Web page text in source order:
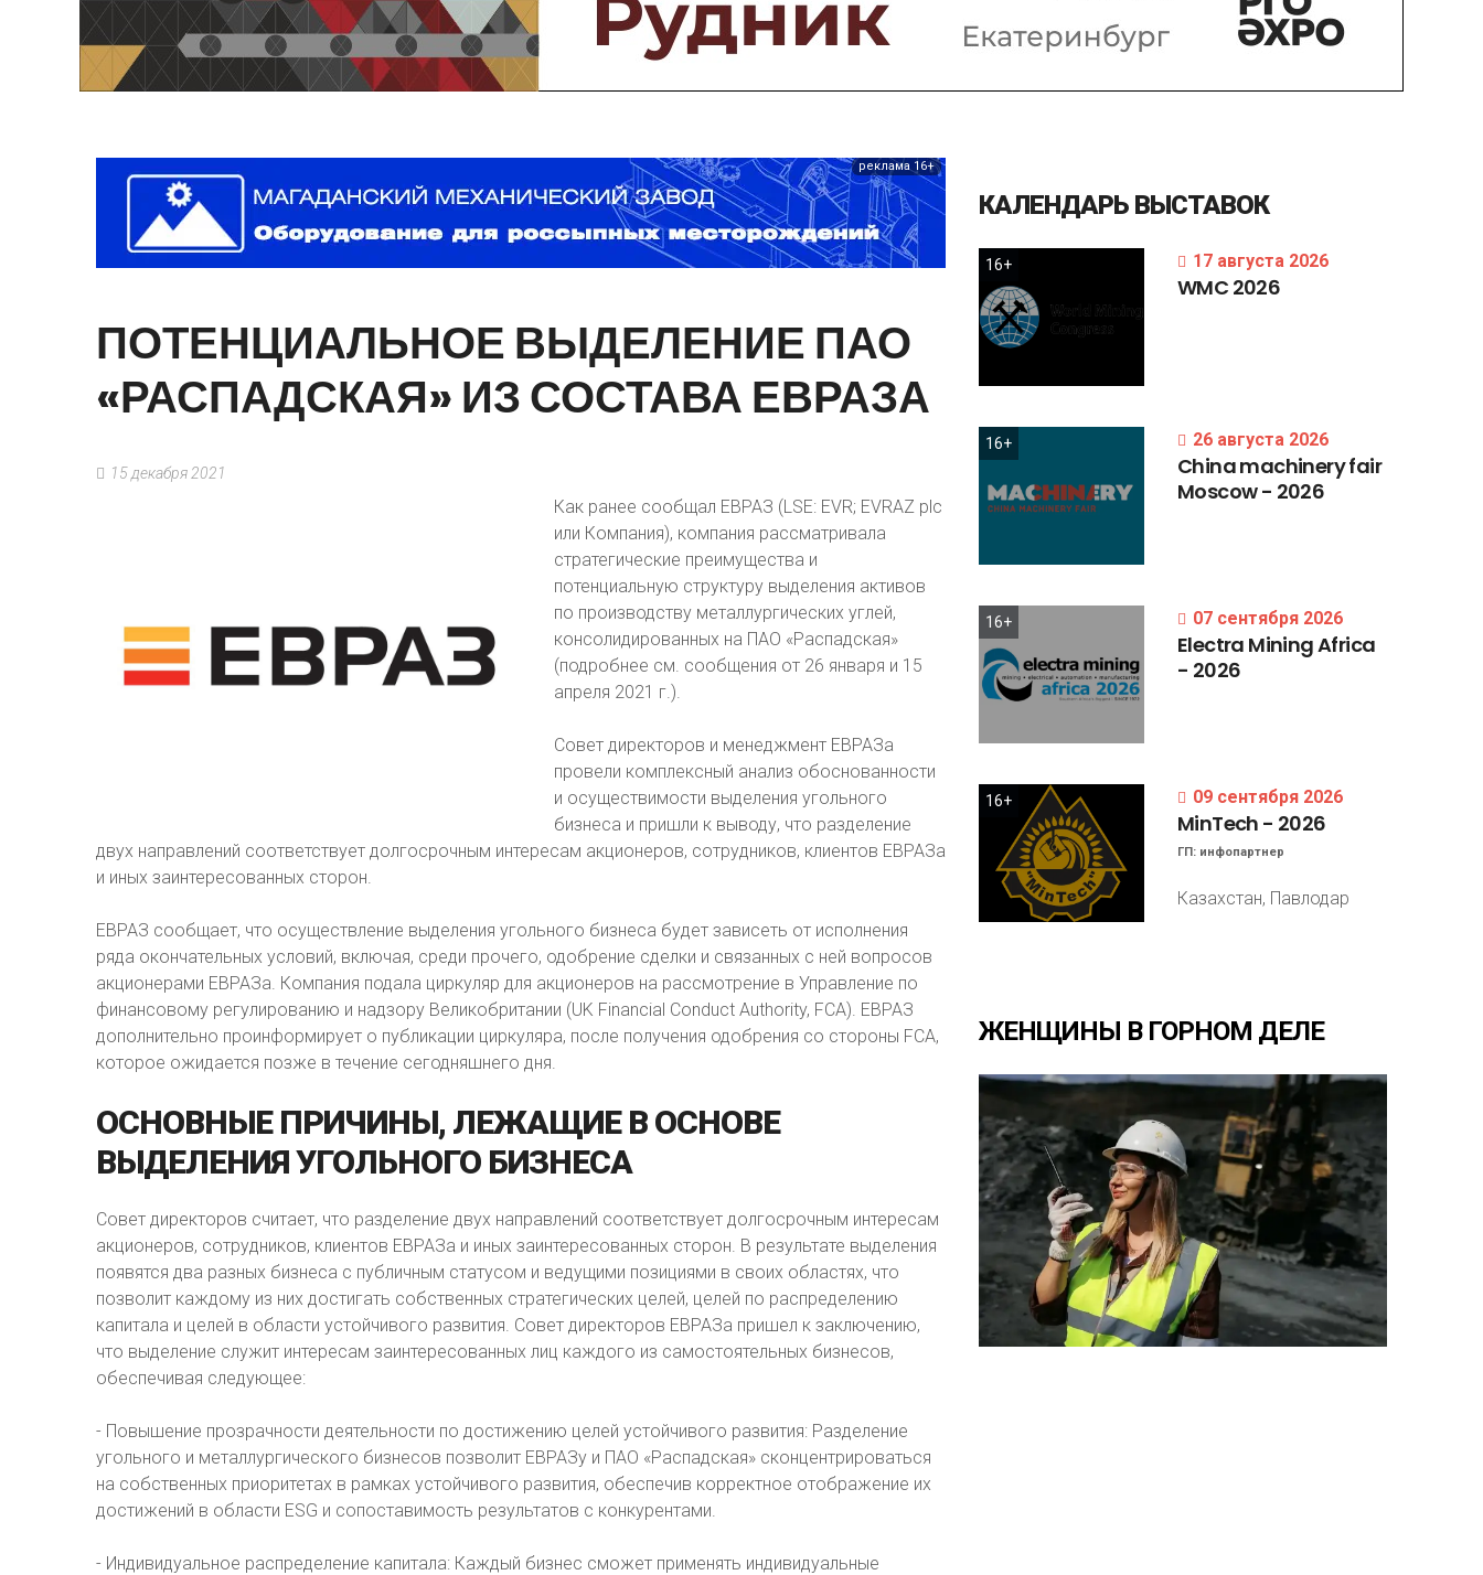
Предприятия и компании
Интервью
Выставки, Конференции
реклама 16+
ПОТЕНЦИАЛЬНОЕВЫДЕЛЕНИЕПАО
«РАСПАДСКАЯ»ИЗСОСТАВАЕВРАЗА
15 декабря 2021
Как ранее сообщал ЕВРАЗ (LSE: EVR; EVRAZ plc
или Компания), компания рассматривала
стратегические преимущества и
потенциальную структуру выделения активов
по производству металлургических углей,
консолидированных на ПАО «Распадская»
(подробнее см. сообщения от 26 января и 15
апреля 2021 г.).
Совет директоров и менеджмент ЕВРАЗа
провели комплексный анализ обоснованности
и осуществимости выделения угольного
бизнеса и пришли к выводу, что разделение
двух направлений соответствует долгосрочным интересам акционеров, сотрудников, клиентов ЕВРАЗа
и иных заинтересованных сторон.
ЕВРАЗ сообщает, что осуществление выделения угольного бизнеса будет зависеть от исполнения
ряда окончательных условий, включая, среди прочего, одобрение сделки и связанных с ней вопросов
акционерами ЕВРАЗа. Компания подала циркуляр для акционеров на рассмотрение в Управление по
финансовому регулированию и надзору Великобритании (UK Financial Conduct Authority, FCA). ЕВРАЗ
дополнительно проинформирует о публикации циркуляра, после получения одобрения со стороны FCA,
которое ожидается позже в течение сегодняшнего дня.
ОСНОВНЫЕ ПРИЧИНЫ, ЛЕЖАЩИЕ В ОСНОВЕ
ВЫДЕЛЕНИЯУГОЛЬНОГО БИЗНЕСА
Совет директоров считает, что разделение двух направлений соответствует долгосрочным интересам
акционеров, сотрудников, клиентов ЕВРАЗа и иных заинтересованных сторон. В результате выделения
появятся два разных бизнеса c публичным статусом и ведущими позициями в своих областях, что
позволит каждому из них достигать собственных стратегических целей, целей по распределению
капитала и целей в области устойчивого развития. Совет директоров ЕВРАЗа пришел к заключению,
что выделение служит интересам заинтересованных лиц каждого из самостоятельных бизнесов,
обеспечивая следующее:
- Повышение прозрачности деятельности по достижению целей устойчивого развития: Разделение
угольного и металлургического бизнесов позволит ЕВРАЗу и ПАО «Распадская» сконцентрироваться
на собственных приоритетах в рамках устойчивого развития, обеспечив корректное отображение их
достижений в области ESG и сопоставимость результатов с конкурентами.
- Индивидуальное распределение капитала: Каждый бизнес сможет применять индивидуальные
КАЛЕНДАРЬ ВЫСТАВОК
16+ 17 августа 2026
WMC 2026
16+ 26 августа 2026
Chinamachineryfair
Moscow- 2026
16+ 07 сентября 2026
Electra MiningAfrica
- 2026
16+ 09 сентября 2026
MinTech - 2026
ГП: инфопартнер
Казахстан, Павлодар
ЖЕНЩИНЫ В ГОРНОМ ДЕЛЕ